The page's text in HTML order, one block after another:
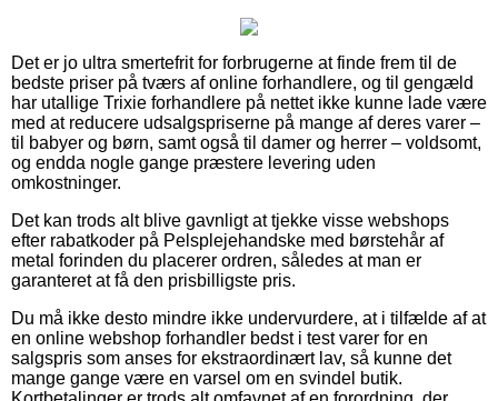
Det er jo ultra smertefrit for forbrugerne at finde frem til de
bedste priser på tværs af online forhandlere, og til gengæld
har utallige Trixie forhandlere på nettet ikke kunne lade være
med at reducere udsalgspriserne på mange af deres varer –
til babyer og børn, samt også til damer og herrer – voldsomt,
og endda nogle gange præstere levering uden
omkostninger.
Det kan trods alt blive gavnligt at tjekke visse webshops
efter rabatkoder på Pelsplejehandske med børstehår af
metal forinden du placerer ordren, således at man er
garanteret at få den prisbilligste pris.
Du må ikke desto mindre ikke undervurdere, at i tilfælde af at
en online webshop forhandler bedst i test varer for en
salgspris som anses for ekstraordinært lav, så kunne det
mange gange være en varsel om en svindel butik.